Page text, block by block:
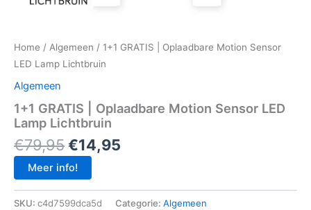
Home / Algemeen / 1+1 GRATIS | Oplaadbare Motion Sensor
LED Lamp Lichtbruin
Algemeen
1+1 GRATIS | Oplaadbare Motion Sensor LED
Lamp Lichtbruin
€79,95Oorspronkelijke
prijs
was:
€79,95.
€14,95
€14,95.
Meer info!
SKU: c4d7599dca5d Categorie: Algemeen